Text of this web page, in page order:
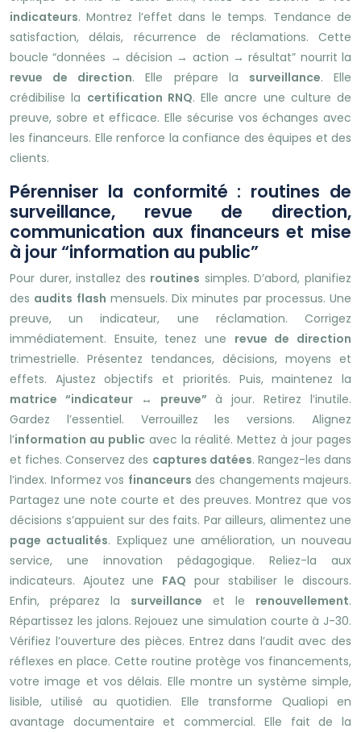
indicateurs. Montrez l’effet dans le temps. Tendance de
satisfaction, délais, récurrence de réclamations. Cette
boucle “données → décision → action → résultat” nourrit la
revue de direction. Elle prépare la surveillance. Elle
crédibilise la certification RNQ. Elle ancre une culture de
preuve, sobre et efficace. Elle sécurise vos échanges avec
les financeurs. Elle renforce la confiance des équipes et des
clients.
Pérenniser la conformité : routines de
surveillance, revue de direction,
communication aux financeurs et mise
à jour “information au public”
Pour durer, installez des routines simples. D’abord, planifiez
des audits flash mensuels. Dix minutes par processus. Une
preuve, un indicateur, une réclamation. Corrigez
immédiatement. Ensuite, tenez une revue de direction
trimestrielle. Présentez tendances, décisions, moyens et
effets. Ajustez objectifs et priorités. Puis, maintenez la
matrice “indicateur ↔ preuve” à jour. Retirez l’inutile.
Gardez l’essentiel. Verrouillez les versions. Alignez
l’information au public avec la réalité. Mettez à jour pages
et fiches. Conservez des captures datées. Rangez-les dans
l’index. Informez vos financeurs des changements majeurs.
Partagez une note courte et des preuves. Montrez que vos
décisions s’appuient sur des faits. Par ailleurs, alimentez une
page actualités. Expliquez une amélioration, un nouveau
service, une innovation pédagogique. Reliez-la aux
indicateurs. Ajoutez une FAQ pour stabiliser le discours.
Enfin, préparez la surveillance et le renouvellement.
Répartissez les jalons. Rejouez une simulation courte à J-30.
Vérifiez l’ouverture des pièces. Entrez dans l’audit avec des
réflexes en place. Cette routine protège vos financements,
votre image et vos délais. Elle montre un système simple,
lisible, utilisé au quotidien. Elle transforme Qualiopi en
avantage documentaire et commercial. Elle fait de la